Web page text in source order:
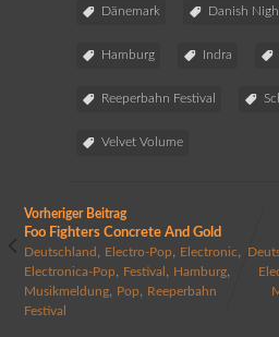
Dänemark Danish
Hamburg Indra
Reeperbahn Festival
Velvet Volume
Vorheriger Beitrag
Foo Fighters Concrete And Gold
Deutschland Electro-Pop Electronic
Electronica-Pop Festival Hamburg,
Musikmeldung, Pop
Reeperbahn
Festival